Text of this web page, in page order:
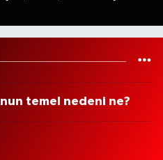
temel nedeni ne?